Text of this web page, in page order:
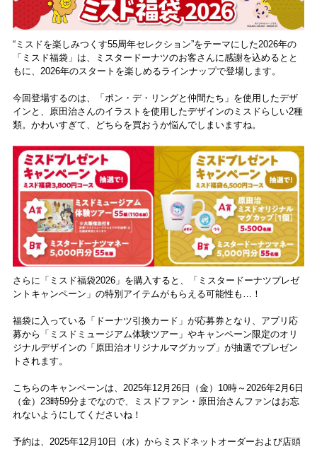
“ミスドを楽しみつくす55周年セレクション”をテーマにした2026年の
「ミスド福袋」は、ミスタードーナツのお客さんに感謝を込めるとと
もに、2026年のスタートを楽しめるラインナップで登場します。
今回登場するのは、「ポン・デ・リングと仲間たち」を使用したデザ
インと、原田治さんのイラストを使用したデザインのミスドらしい2種
類。かわいすぎて、どちらを買おうか悩んでしまいますね。
さらに「ミスド福袋2026」を購入すると、「ミスタードーナツプレゼ
ントキャンペーン」の特別アイテムがもらえる可能性も…！
福袋に入っている「ドーナツ引換カード」が応募券となり、アプリ応
募から「ミスドミュージアム体験ツアー」やキャンペーン限定のオリ
ジナルデザインの「原田治オリジナルマグカップ」が抽選でプレゼン
トされます。
こちらのキャンペーンは、2025年12月26日（金）10時～2026年2月6日
（金）23時59分までなので、ミスドファン・原田治さんファンはお忘
れないようにしてくださいね！
予約は、2025年12月10日（水）からミスドネットオーダーおよび店頭